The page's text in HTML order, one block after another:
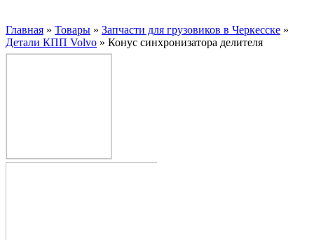
Главная » Товары » Запчасти для грузовиков в Черкесске »
Детали КПП Volvo » Конус синхронизатора делителя